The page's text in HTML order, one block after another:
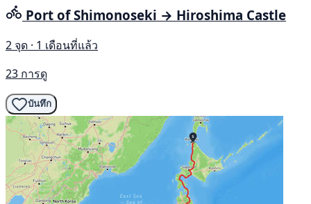
Port of Shimonoseki → Hiroshima Castle
2 จุด · 1 เดือนที่แล้ว
23 การดู
บันทึก